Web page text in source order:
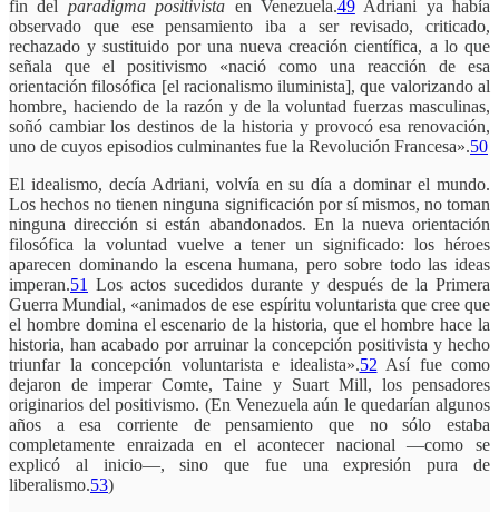
fin del paradigma positivista en Venezuela.49Adriani ya había
observado que ese pensamiento iba a ser revisado, criticado,
rechazado y sustituido por una nueva creación científica, a lo que
señala que el positivismo «nació como una reacción de esa
orientación filosófica [el racionalismo iluminista], que valorizando al
hombre, haciendo de la razón y de la voluntad fuerzas masculinas,
soñó cambiar los destinos de la historia y provocó esa renovación,
uno de cuyos episodios culminantes fue la Revolución Francesa».50
El idealismo, decía Adriani, volvía en su día a dominar el mundo.
Los hechos no tienen ninguna significación por sí mismos, no toman
ninguna dirección si están abandonados. En la nueva orientación
filosófica la voluntad vuelve a tener un significado: los héroes
aparecen dominando la escena humana, pero sobre todo las ideas
imperan.51 Los actos sucedidos durante y después de la Primera
Guerra Mundial, «animados de ese espíritu voluntarista que cree que
el hombre domina el escenario de la historia, que el hombre hace la
historia, han acabado por arruinar la concepción positivista y hecho
triunfar la concepción voluntarista e idealista».52 Así fue como
dejaron de imperar Comte, Taine y Suart Mill, los pensadores
originarios del positivismo. (En Venezuela aún le quedarían algunos
años a esa corriente de pensamiento que no sólo estaba
completamente enraizada en el acontecer nacional —como se
explicó al inicio—, sino que fue una expresión pura de
liberalismo.53)